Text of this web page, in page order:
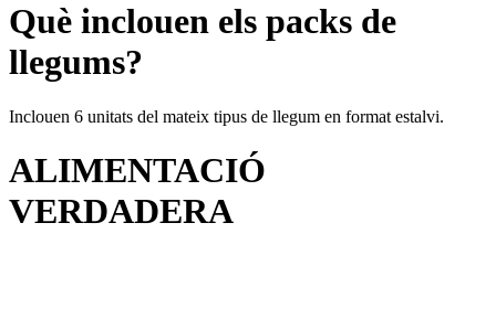
Què inclouen els packs de
llegums?
Inclouen 6 unitats del mateix tipus de llegum en format estalvi.
ALIMENTACIÓ
VERDADERA